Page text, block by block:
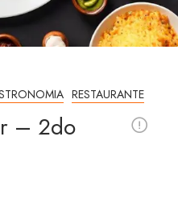
RESTAURANTE
– 2do